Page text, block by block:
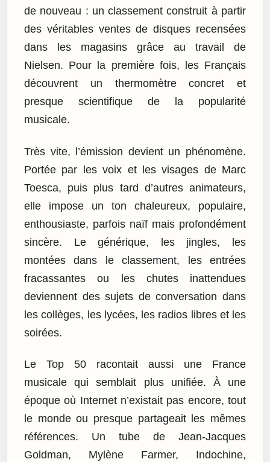
de nouveau : un classement construit à partir
des véritables ventes de disques recensées
dans les magasins grâce au travail de
Nielsen. Pour la première fois, les Français
découvrent un thermomètre concret et
presque scientifique de la popularité
musicale.
Très vite, l’émission devient un phénomène.
Portée par les voix et les visages de Marc
Toesca, puis plus tard d’autres animateurs,
elle impose un ton chaleureux, populaire,
enthousiaste, parfois naïf mais profondément
sincère. Le générique, les jingles, les
montées dans le classement, les entrées
fracassantes ou les chutes inattendues
deviennent des sujets de conversation dans
les collèges, les lycées, les radios libres et les
soirées.
Le Top 50 racontait aussi une France
musicale qui semblait plus unifiée. À une
époque où Internet n’existait pas encore, tout
le monde ou presque partageait les mêmes
références. Un tube de Jean-Jacques
Goldman, Mylène Farmer, Indochine,